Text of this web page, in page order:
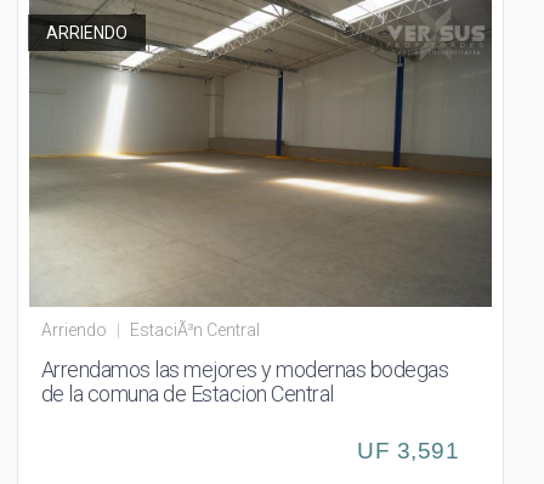
ARRIENDO
Arriendo EstaciÃ³n Central
Arrendamos las mejores y modernas bodegas
de la comuna de Estacion Central
UF 3,591